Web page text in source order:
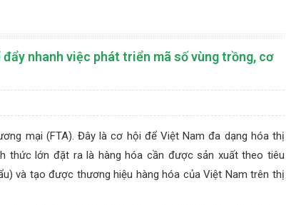
nhanh việc phát triển mã số vùng trồng, cơ
mại (FTA). Đây là cơ hội để Việt Nam đa dạng hóa thị
thức lớn đặt ra là hàng hóa cần được sản xuất theo tiêu
và tạo được thương hiệu hàng hóa của Việt Nam trên thị